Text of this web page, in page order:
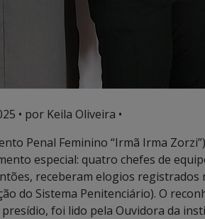
• por Keila Oliveira •
Penal Feminino “Irmã Irma
especial: quatro chefes de
receberam elogios registrados
do Sistema Penitenciário). O
presídio, foi lido pela Ouvidora da